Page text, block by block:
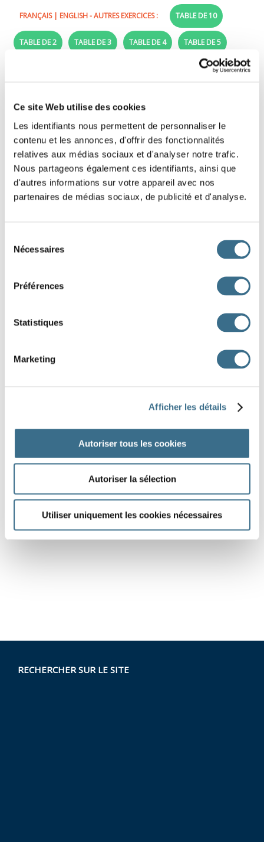
Ce site Web utilise des cookies
Les identifiants nous permettent de personnaliser le
contenu et les annonces, d'offrir des fonctionnalités
relatives aux médias sociaux et d'analyser notre trafic.
Nous partageons également ces identifiants, ainsi que
d'autres informations sur votre appareil avec nos
partenaires de médias sociaux, de publicité et d'analyse.
Nécessaires
Préférences
Statistiques
Marketing
Afficher les détails
Autoriser tous les cookies
Autoriser la sélection
Utiliser uniquement les cookies nécessaires
FRANÇAIS| ENGLISH- AUTRES EXERCICES : TABLE DE 10
TABLE DE 2 TABLE DE 3 TABLE DE 4 TABLE DE 5
TABLE DE 9
Table de 7 - Game to learn the 7 times table
Click on the numbers that are in the 7 times
table.
2 45 7 4 9 1435 25 18 7028 27
RECHERCHER SUR LE SITE